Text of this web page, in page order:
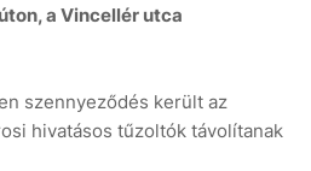
a Vincellér utca
szennyeződés került az
hivatásos tűzoltók távolítanak